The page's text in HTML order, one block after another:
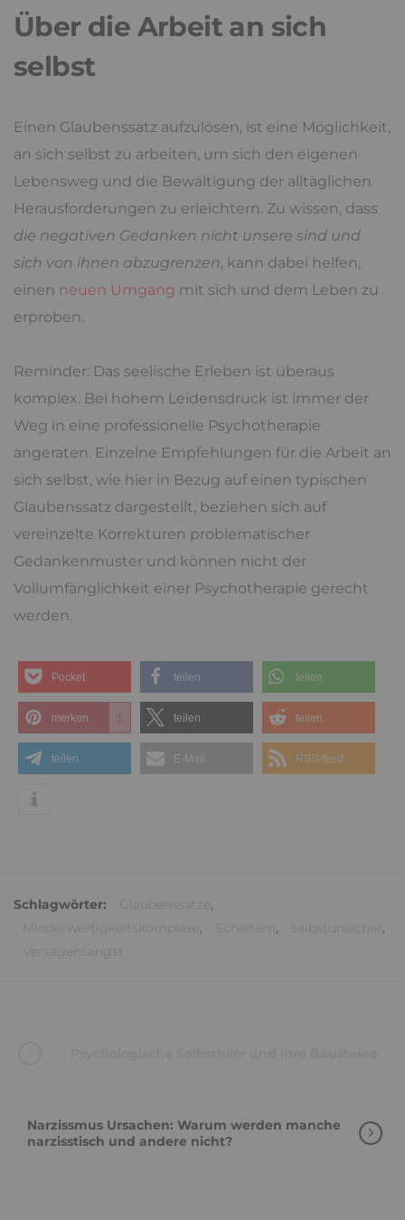
Über die Arbeit an sich
selbst
Einen Glaubenssatz aufzulösen, ist eine Möglichkeit,
an sich selbst zu arbeiten, um sich den eigenen
Lebensweg und die Bewältigung der alltäglichen
Herausforderungen zu erleichtern. Zu wissen, dass
die negativen Gedanken nicht unsere sind und
sich von ihnen abzugrenzen, kann dabei helfen,
einen neuen Umgang mit sich und dem Leben zu
erproben.
Reminder: Das seelische Erleben ist überaus
komplex. Bei hohem Leidensdruck ist immer der
Weg in eine professionelle Psychotherapie
angeraten. Einzelne Empfehlungen für die Arbeit an
sich selbst, wie hier in Bezug auf einen typischen
Glaubenssatz dargestellt, beziehen sich auf
vereinzelte Korrekturen problematischer
Gedankenmuster und können nicht der
Vollumfänglichkeit einer Psychotherapie gerecht
werden.
Pocket teilen teilen
merken 1 teilen teilen
teilen E-Mail RSS-feed
Schlagwörter:
,
, ,
,
Narzissmus Ursachen: Warum werden manche
narzisstisch und andere nicht?